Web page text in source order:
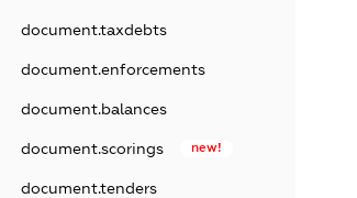
document.taxdebts
document.enforcements
document.balances
document.scorings new!
document.tenders